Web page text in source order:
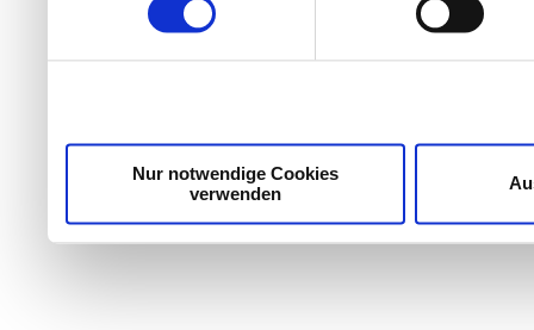
Wir verwenden Cookies, um Inhalte und Anzeigen zu
die Zugriffe auf unsere Website zu analysieren.
Dienste gesammelt haben.
Nur notwendige Cookies
verwenden